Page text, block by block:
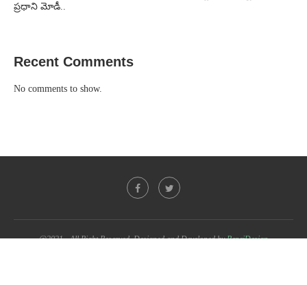
ప్రధాని మోడీ..
Recent Comments
No comments to show.
@2021 - All Right Reserved. Designed and Developed byPenciDesign